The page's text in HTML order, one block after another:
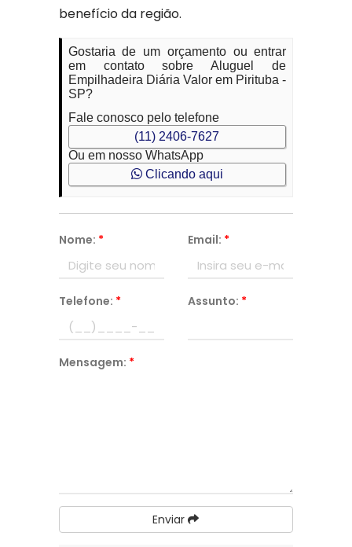
benefício da região.
Gostaria de um orçamento ou entrar
em contato sobre Aluguel de
Empilhadeira Diária Valor em Pirituba -
SP?
Fale conosco pelo telefone
(11) 2406-7627
Ou em nosso WhatsApp
Clicando aqui
Nome: * Email: *
Telefone: * Assunto: *
Mensagem: *
Enviar